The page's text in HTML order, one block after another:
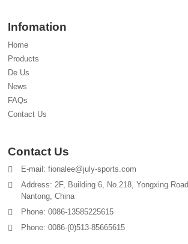
Infomation
Home
Products
De Us
News
FAQs
Contact Us
Contact Us
E-mail: fionalee@july-sports.com
Address: 2F, Building 6, No.218, Yongxing
Nantong, China
Phone: 0086-13585225615
Phone: 0086-(0)513-85665615